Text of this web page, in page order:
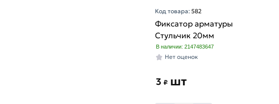
Код товара: 582
Фиксатор арматуры
Стульчик 20мм
В наличии: 2147483647
Нет оценок
3 ₽ шт